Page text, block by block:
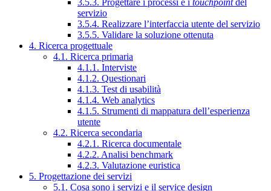
servizio
3.5.4. Realizzare l’interfaccia utente del servizio
3.5.5. Validare la soluzione ottenuta
4. Ricerca progettuale
4.1. Ricerca primaria
4.1.1. Interviste
4.1.2. Questionari
4.1.3. Test di usabilità
4.1.4. Web analytics
4.1.5. Strumenti di mappatura dell’esperienza
utente
4.2. Ricerca secondaria
4.2.1. Ricerca documentale
4.2.2. Analisi benchmark
4.2.3. Valutazione euristica
5. Progettazione dei servizi
5.1. Cosa sono i servizi e il service design